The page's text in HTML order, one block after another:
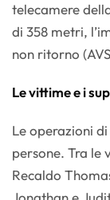
telecamere
di 358 metri,
non ritorno
Le vittime e i
Le operazioni
persone. Tra le
Recaldo